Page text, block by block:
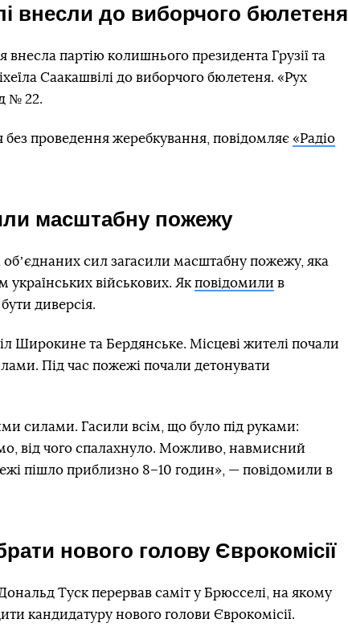
внесли до виборчого бюлетеня
внесла партію колишнього президента Грузії та
Саакашвілі до виборчого бюлетеня. «Рух
№ 22.
проведення жеребкування, повідомляє «Радіо
масштабну пожежу
обʼєднаних сил загасили масштабну пожежу, яка
українських військових. Як повідомили в
диверсія.
Широкине та Бердянське. Місцеві жителі почали
Під час пожежі почали детонувати
силами. Гасили всім, що було під руками:
від чого спалахнуло. Можливо, навмисний
пішло приблизно 8–10 годин», — повідомили в
нового голову Єврокомісії
Туск перервав саміт у Брюсселі, на якому
кандидатуру нового голови Єврокомісії.